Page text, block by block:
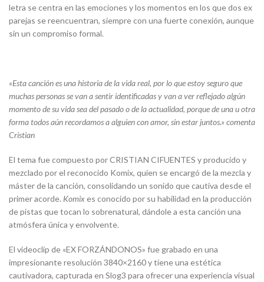
letra se centra en las emociones y los momentos en los que dos ex
parejas se reencuentran, siempre con una fuerte conexión, aunque
sin un compromiso formal.
«Esta canción es una historia de la vida real, por lo que estoy seguro que
muchas personas se van a sentir identificadas y van a ver reflejado algún
momento de su vida sea del pasado o de la actualidad, porque de una u otra
forma todos aún recordamos a alguien con amor, sin estar juntos.» comenta
Cristian
El tema fue compuesto por CRISTIAN CIFUENTES y producido y
mezclado por el reconocido Komix, quien se encargó de la mezcla y
máster de la canción, consolidando un sonido que cautiva desde el
primer acorde. Komixes conocido por su habilidad en la producción
de pistas que tocan lo sobrenatural, dándole a esta canción una
atmósfera única y envolvente.
El videoclip de «EX FORZÁNDONOS» fue grabado en una
impresionante resolución 3840×2160 y tiene una estética
cautivadora, capturada en Slog3 para ofrecer una experiencia visual